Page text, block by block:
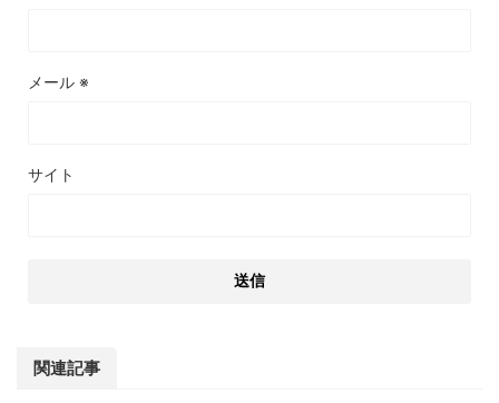
メール ※
サイト
関連記事